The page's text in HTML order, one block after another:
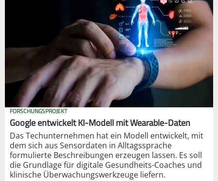
FORSCHUNGSPROJEKT
Google entwickelt KI-Modell mit Wearable-Daten
Das Techunternehmen hat ein Modell entwickelt, mit
dem sich aus Sensordaten in Alltagssprache
formulierte Beschreibungen erzeugen lassen. Es soll
die Grundlage für digitale Gesundheits-Coaches und
klinische Überwachungswerkzeuge liefern.